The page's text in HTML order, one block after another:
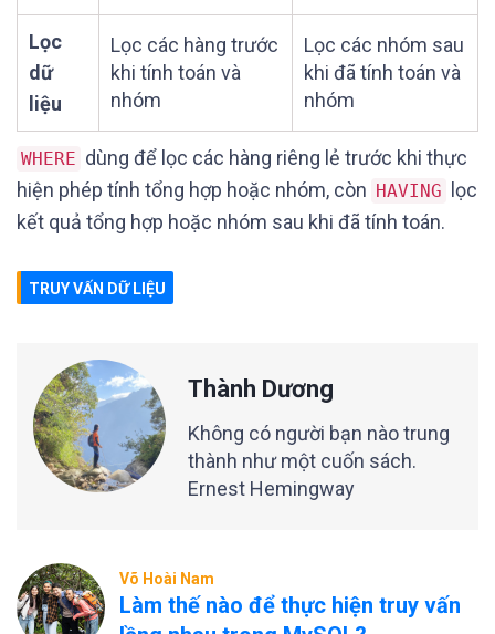
Lọc
dữ
liệu
Lọc các hàng trước
khi tính toán và
nhóm
Lọc các nhóm sau
khi đã tính toán và
nhóm
WHERE dùng để lọc các hàng riêng lẻ trước khi thực
hiện phép tính tổng hợp hoặc nhóm, còn HAVING
lọc
kết quả tổng hợp hoặc nhóm sau khi đã tính toán.
TRUY VẤN DỮ LIỆU
Thành Dương
Không có người bạn nào trung
thành như một cuốn sách.
Ernest Hemingway
Võ Hoài Nam
Làm thế nào để thực hiện truy vấn